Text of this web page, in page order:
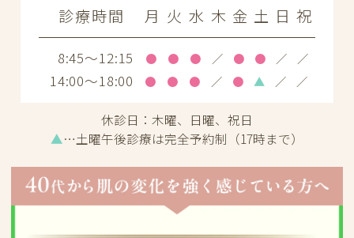
診療時間 月 火 水 木 金 土 日 祝
8:45～12:15 ● ● ● ／ ● ● ／ ／
14:00～18:00 ● ● ● ／ ● ▲ ／ ／
休診日： 木曜、日曜、祝日
▲…土曜午後診療は完全予約制（17時まで）